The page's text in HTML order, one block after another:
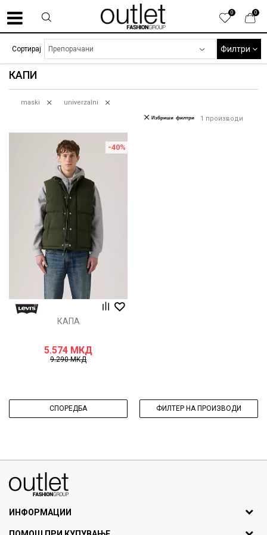
0
0
КАПИ
Сортирај Филтри
maski univerzalni
1 производи
Избриши филтри
-40%
КАПА
5.574 МКД
9.290МКД
СПОРЕДБА ФИЛТЕР НА ПРОИЗВОДИ
ИНФОРМАЦИИ
За нас